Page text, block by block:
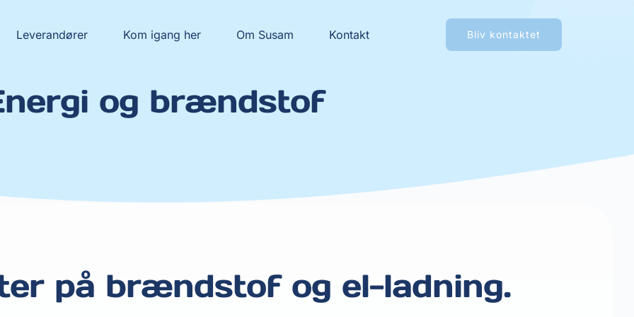
Leverandører Kom igang her Om Susam Kontakt Bliv kontaktet
og brændstof
på brændstof og el-ladning.